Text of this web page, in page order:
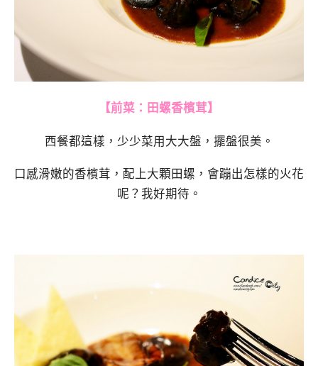
【前菜：田螺香檳茸】
西餐都這樣，少少菜用大大盤，擺盤很美。
口感滑嫩的香檳茸，配上大顆田螺，會蹦出怎樣的火花
呢？我好期待。